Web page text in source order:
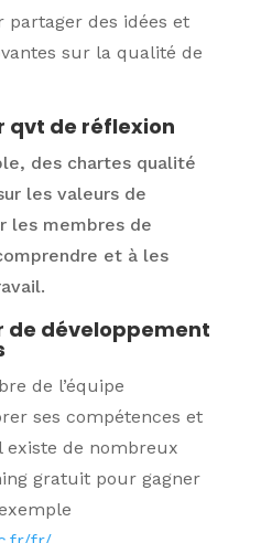
partager des idées et
sur la qualité de
qvt de réflexion
des chartes qualité
les valeurs de
les membres de
et à les
de développement
de l’équipe
ses compétences et
existe de nombreux
gratuit pour gagner